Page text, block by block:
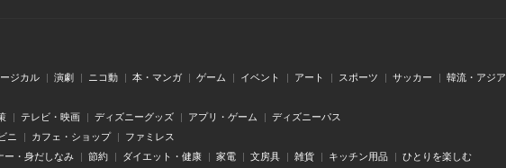
ジカル 演劇 ニコ動 本・マンガ ゲーム イベント アート スポーツ サッカー 韓流・アジア
テレビ・映画 ディズニーグッズ アプリ・ゲーム ディズニーパス
ニ カフェ・ショップ ファミレス
ー・身だしなみ 節約 ダイエット・健康 家電 文房具 雑貨 キッチン用品 ひとりを楽しむ